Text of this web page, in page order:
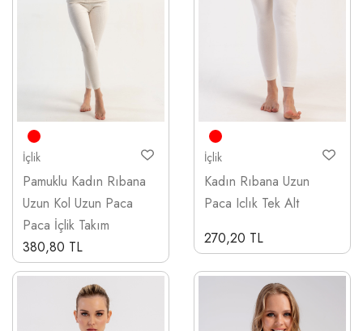
İçlik
Pamuklu Kadın Rıbana
Uzun Kol Uzun Paca
Paca İçlik Takım
380,80 TL
İçlik
Kadın Rıbana Uzun
Paca Iclık Tek Alt
270,20 TL